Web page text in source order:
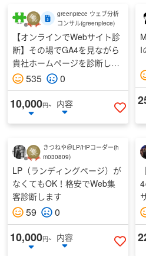
greenpiece ウェブ分析
コンサル(greenpiece)
【オンラインでWebサイト診
断】その場でGA4を見ながら
貴社ホームページを診断しま
す 535 0
10,000円~
内容
いい
I
きつねや＠LP/HPコーダー(h
m030809)
LP（ランディングページ）が
なくてもOK！格安でWeb集
客診断します
59 0
10,000円~
内容
いい